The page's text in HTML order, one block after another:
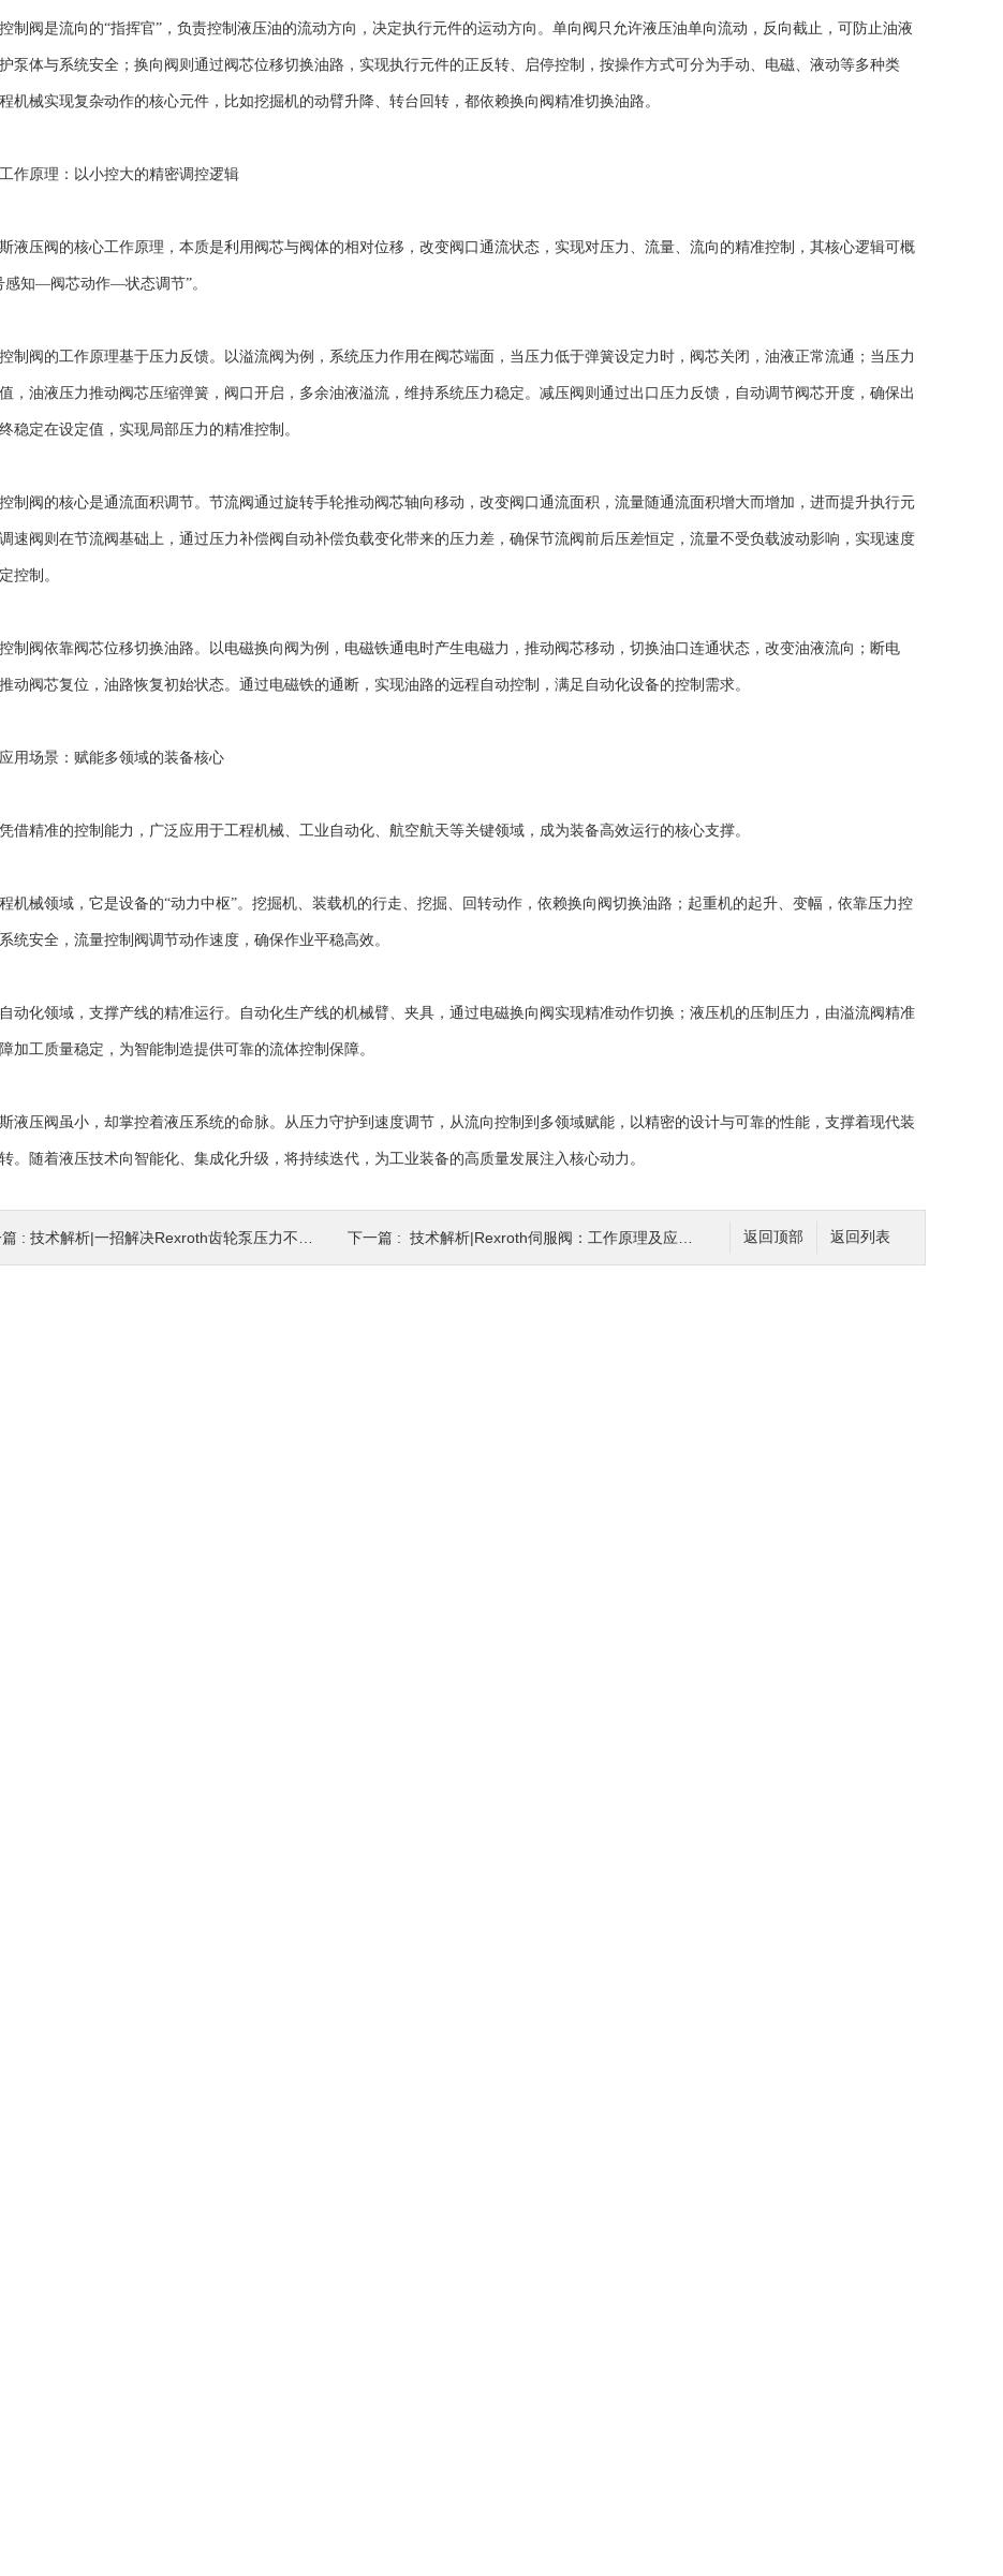
阀是流向的“指挥官”，负责控制液压油的流动方向，决定执行元件的运动方向。单向阀只允许液压油单向流动，反向截止，可防止油液
泵体与系统安全；换向阀则通过阀芯位移切换油路，实现执行元件的正反转、启停控制，按操作方式可分为手动、电磁、液动等多种类
机械实现复杂动作的核心元件，比如挖掘机的动臂升降、转台回转，都依赖换向阀精准切换油路。
原理：以小控大的精密调控逻辑
压阀的核心工作原理，本质是利用阀芯与阀体的相对位移，改变阀口通流状态，实现对压力、流量、流向的精准控制，其核心逻辑可概
感知—阀芯动作—状态调节”。
阀的工作原理基于压力反馈。以溢流阀为例，系统压力作用在阀芯端面，当压力低于弹簧设定力时，阀芯关闭，油液正常流通；当压力
，油液压力推动阀芯压缩弹簧，阀口开启，多余油液溢流，维持系统压力稳定。减压阀则通过出口压力反馈，自动调节阀芯开度，确保出
稳定在设定值，实现局部压力的精准控制。
阀的核心是通流面积调节。节流阀通过旋转手轮推动阀芯轴向移动，改变阀口通流面积，流量随通流面积增大而增加，进而提升执行元
速阀则在节流阀基础上，通过压力补偿阀自动补偿负载变化带来的压力差，确保节流阀前后压差恒定，流量不受负载波动影响，实现速度
控制。
阀依靠阀芯位移切换油路。以电磁换向阀为例，电磁铁通电时产生电磁力，推动阀芯移动，切换油口连通状态，改变油液流向；断电
动阀芯复位，油路恢复初始状态。通过电磁铁的通断，实现油路的远程自动控制，满足自动化设备的控制需求。
场景：赋能多领域的装备核心
精准的控制能力，广泛应用于工程机械、工业自动化、航空航天等关键领域，成为装备高效运行的核心支撑。
械领域，它是设备的“动力中枢”。挖掘机、装载机的行走、挖掘、回转动作，依赖换向阀切换油路；起重机的起升、变幅，依靠压力控
统安全，流量控制阀调节动作速度，确保作业平稳高效。
化领域，支撑产线的精准运行。自动化生产线的机械臂、夹具，通过电磁换向阀实现精准动作切换；液压机的压制压力，由溢流阀精准
加工质量稳定，为智能制造提供可靠的流体控制保障。
压阀虽小，却掌控着液压系统的命脉。从压力守护到速度调节，从流向控制到多领域赋能，以精密的设计与可靠的性能，支撑着现代装
。随着液压技术向智能化、集成化升级，将持续迭代，为工业装备的高质量发展注入核心动力。
返回列表
返回顶部
篇 : 技术解析|一招解决Rexroth齿轮泵压力不稳难题 下一篇 : 技术解析|Rexroth伺服阀：工作原理及应用详解